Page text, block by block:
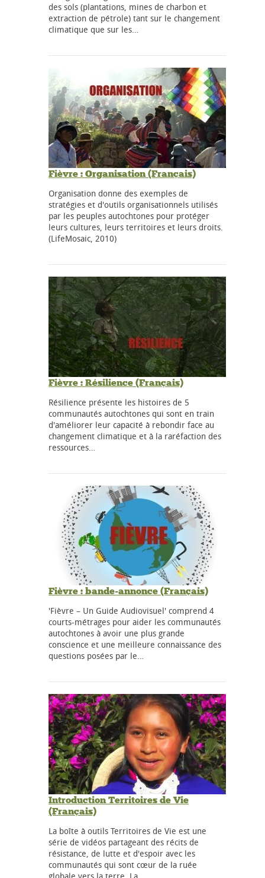
des sols (plantations, mines de charbon et
extraction de pétrole) tant sur le changement
climatique que sur les…
Fièvre : Organisation (Français)
Organisation donne des exemples de
stratégies et d'outils organisationnels utilisés
par les peuples autochtones pour protéger
leurs cultures, leurs territoires et leurs droits.
(LifeMosaic, 2010)
Fièvre : Résilience (Français)
Résilience présente les histoires de 5
communautés autochtones qui sont en train
d'améliorer leur capacité à rebondir face au
changement climatique et à la raréfaction des
ressources…
Fièvre : bande-annonce (Français)
'Fièvre – Un Guide Audiovisuel' comprend 4
courts-métrages pour aider les communautés
autochtones à avoir une plus grande
conscience et une meilleure connaissance des
questions posées par le…
Introduction Territoires de Vie
(Français)
La boîte à outils Territoires de Vie est une
série de vidéos partageant des récits de
résistance, de lutte et d'espoir avec les
communautés qui sont cœur de la ruée